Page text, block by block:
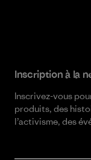
Inscription à la
Inscrivez-vous
produits, des
l’activisme, des